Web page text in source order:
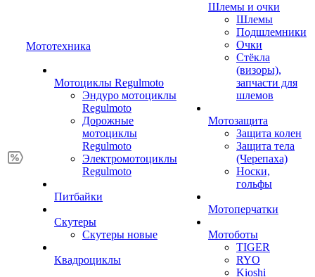
Мототехника
Мотоциклы Regulmoto
Эндуро мотоциклы
Regulmoto
Дорожные
мотоциклы
Regulmoto
Электромотоциклы
Regulmoto
Питбайки
Скутеры
Скутеры новые
Квадроциклы
Шлемы и очки
Шлемы
Подшлемники
Очки
Стёкла
(визоры),
запчасти для
шлемов
Мотозащита
Защита колен
Защита тела
(Черепаха)
Носки,
гольфы
Мотоперчатки
Мотоботы
TIGER
RYO
Kioshi